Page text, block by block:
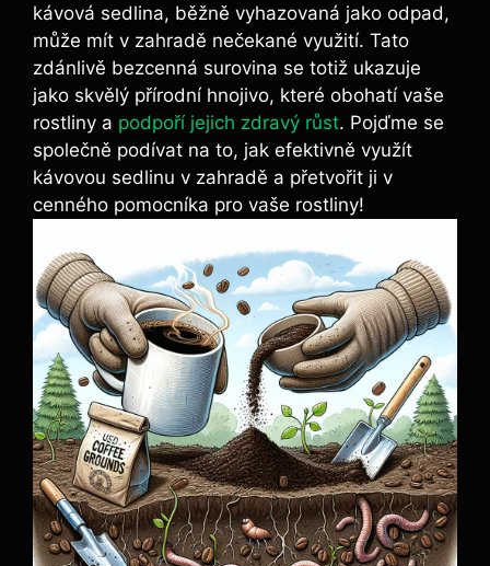
kávová⁣ sedlina, běžně vyhazovaná⁢ jako odpad,
může mít v zahradě nečekané využití. Tato
zdánlivě bezcenná surovina se totiž ⁣ukazuje
jako skvělý přírodní hnojivo, ​které obohatí vaše
rostliny a podpoří jejich zdravý růst. Pojďme ​se
společně podívat na to,​ jak efektivně využít
kávovou sedlinu v zahradě a přetvořit ji ‍v
cenného⁢ pomocníka ⁢pro vaše rostliny!